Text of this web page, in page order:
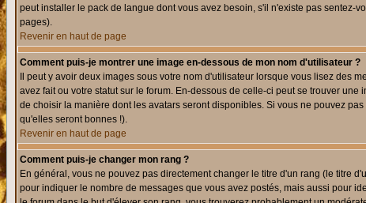
peut installer le pack de langue dont vous avez besoin, s'il n'existe pas
pages).
Revenir en haut de page
Comment puis-je montrer une image en-dessous de mon nom d'utilisateur ?
Il peut y avoir deux images sous votre nom d'utilisateur lorsque vous lisez
avez fait ou votre statut sur le forum. En-dessous de celle-ci peut se trouver
de choisir la manière dont les avatars seront disponibles. Si vous ne pouvez
qu'elles seront bonnes !).
Revenir en haut de page
Comment puis-je changer mon rang ?
En général, vous ne pouvez pas directement changer le titre d'un rang (le titre
pour indiquer le nombre de messages que vous avez postés, mais aussi pour